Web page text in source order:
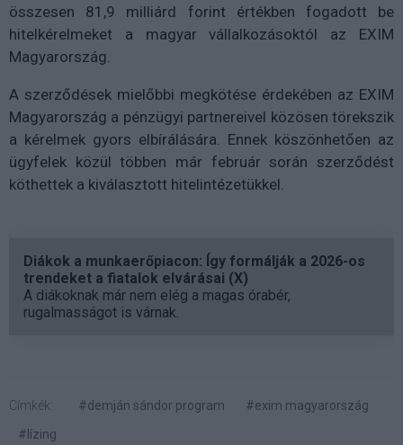
összesen 81,9 milliárd forint értékben fogadott be
hitelkérelmeket a magyar vállalkozásoktól az EXIM
Magyarország.
A szerződések mielőbbi megkötése érdekében az EXIM
Magyarország a pénzügyi partnereivel közösen törekszik
a kérelmek gyors elbírálására. Ennek köszönhetően az
ügyfelek közül többen már február során szerződést
köthettek a kiválasztott hitelintézetükkel.
Diákok a munkaerőpiacon: Így formálják a 2026-os
trendeket a fiatalok elvárásai (X)
A diákoknak már nem elég a magas órabér,
rugalmasságot is várnak.
Címkék: #demján sándor program
#exim magyarország
#lízing